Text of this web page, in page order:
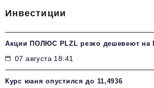
Инвестиции
Акции ПОЛЮС PLZL резко дешевеют на
07 августа 18:41
Курс юаня опустился до 11,4936